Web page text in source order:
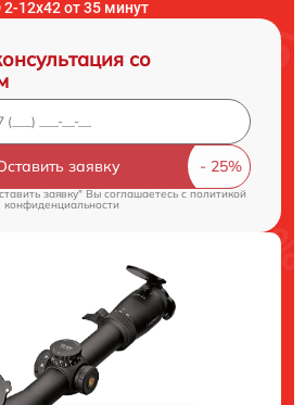
2-12x42 от 35 минут
со
заявку
заявку" Вы соглашаетесь cполитикой
конфиденциальности